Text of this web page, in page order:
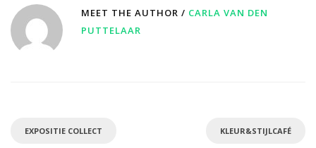
MEET THE AUTHOR / CARLA VAN DEN
PUTTELAAR
EXPOSITIE COLLECT KLEUR&STIJLCAFÉ